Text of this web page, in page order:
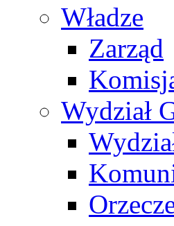
Władze
Zarząd
Wydział